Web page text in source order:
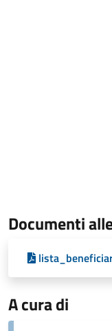
Documenti
A cura di